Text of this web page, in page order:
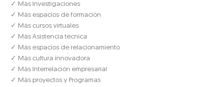
✓ Más Investigaciones
✓ Más espacios de formación
✓ Más cursos virtuales
✓ Más Asistencia técnica
✓ Más espacios de relacionamiento
✓ Más cultura innovadora
✓ Más Interrelación empresarial
✓ Más proyectos y Programas